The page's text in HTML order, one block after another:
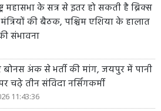
महासभा के सत्र से इतर हो सकती है ब्रिक्स
की बैठक, पश्चिम एशिया के हालात
संभावना
अंक से भर्ती की मांग, जयपुर में पानी
चढ़े तीन संविदा नर्सिंगकर्मी
11:43:36